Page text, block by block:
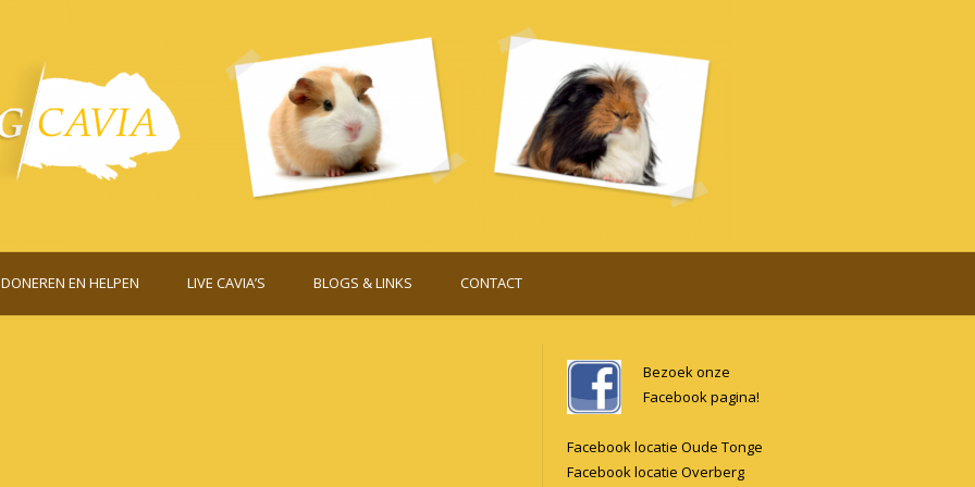
DONEREN EN HELPEN LIVE CAVIA’S BLOGS & LINKS CONTACT
Bezoek onze
Facebook pagina!
Facebook locatie Oude Tonge
Facebook locatie Overberg